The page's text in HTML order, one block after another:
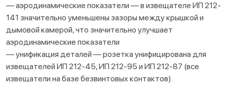
— аэродинамические показатели — в извещателе ИП 212-
141 значительно уменьшены зазоры между крышкой и
дымовой камерой, что значительно улучшает
аэродинамические показатели
— унификация деталей — розетка унифицирована для
извещателей ИП 212-45, ИП 212-95 и ИП 212-87 (все
извещатели на базе безвинтовых контактов).